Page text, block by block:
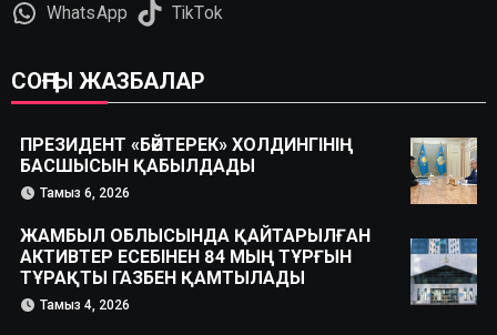
WhatsApp
TikTok
СОҢҒЫ ЖАЗБАЛАР
ПРЕЗИДЕНТ «БӘЙТЕРЕК» ХОЛДИНГІНІҢ
БАСШЫСЫН ҚАБЫЛДАДЫ
Тамыз 6, 2026
ЖАМБЫЛ ОБЛЫСЫНДА ҚАЙТАРЫЛҒАН
АКТИВТЕР ЕСЕБІНЕН 84 МЫҢ ТҰРҒЫН
ТҰРАҚТЫ ГАЗБЕН ҚАМТЫЛАДЫ
Тамыз 4, 2026